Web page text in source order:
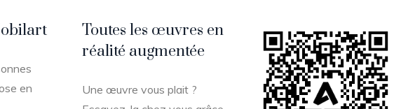
en
Toutes les œuvres en
réalité augmentée
Une œuvre vous plait ?